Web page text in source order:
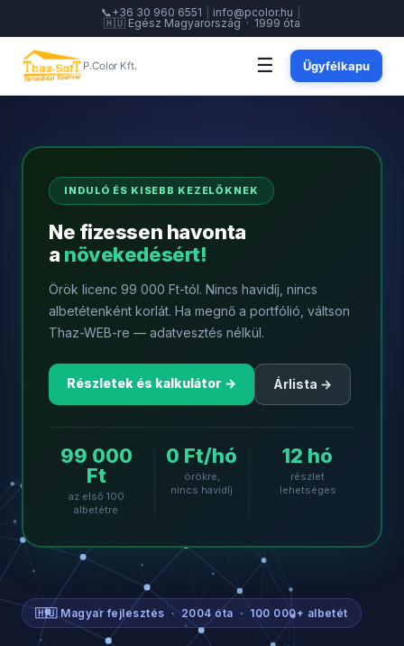
📞+36 30 960 6551 info@pcolor.hu
🇭🇺 Egész Magyarország · 1999 óta
P.Color Kft. ☰ Ügyfélkapu
🇭🇺 Magyar fejlesztés · 2004 óta · 100 000+ albetét
INDULÓ ÉS KISEBB KEZELŐKNEK
Ne fizessen havonta
a növekedésért!
Örök licenc 99 000 Ft-tól. Nincs havidíj, nincs
albetétenként korlát. Ha megnő a portfólió, váltson
Thaz-WEB-re — adatvesztés nélkül.
Részletek és kalkulátor → Árlista →
99 000
Ft
az első 100
albetétre
0 Ft/hó
örökre,
nincs havidíj
12 hó
részlet
lehetséges